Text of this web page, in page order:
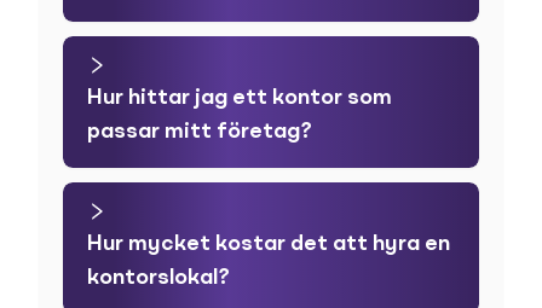
Hur hittar jag ett kontor som
passar mitt företag?
Hur mycket kostar det att hyra en
kontorslokal?